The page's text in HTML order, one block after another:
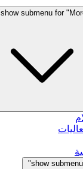
show submenu for
show